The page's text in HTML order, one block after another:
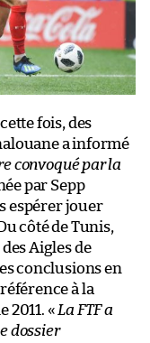
fois, des
a informé
convoqué par la
par Sepp
espérer jouer
côté de Tunis,
Aigles de
conclusions en
à la
2011. « La FTF a
dossier